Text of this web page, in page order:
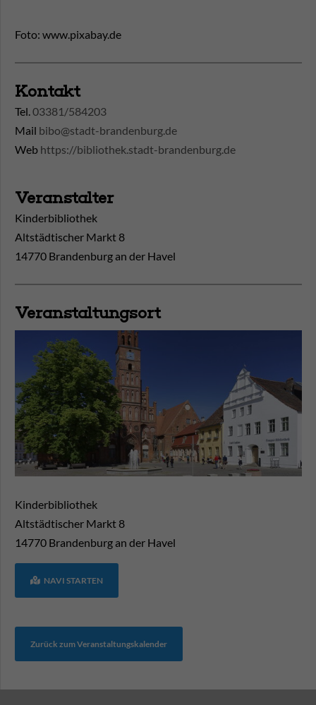
Foto: www.pixabay.de
Kontakt
Tel. 03381/584203
Mail bibo@stadt-brandenburg.de
Web https://bibliothek.stadt-brandenburg.de
Veranstalter
Kinderbibliothek
Altstädtischer Markt 8
14770 Brandenburg an der Havel
Veranstaltungsort
Kinderbibliothek
Altstädtischer Markt 8
14770 Brandenburg an der Havel
NAVI STARTEN
Zurück zum Veranstaltungskalender